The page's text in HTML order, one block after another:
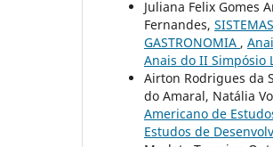
Juliana Felix Gomes
Fernandes,
GASTRONOMIA ,
Anais do II Simpósio
Airton Rodrigues da
do Amaral, Natália
Americano de
Estudos de